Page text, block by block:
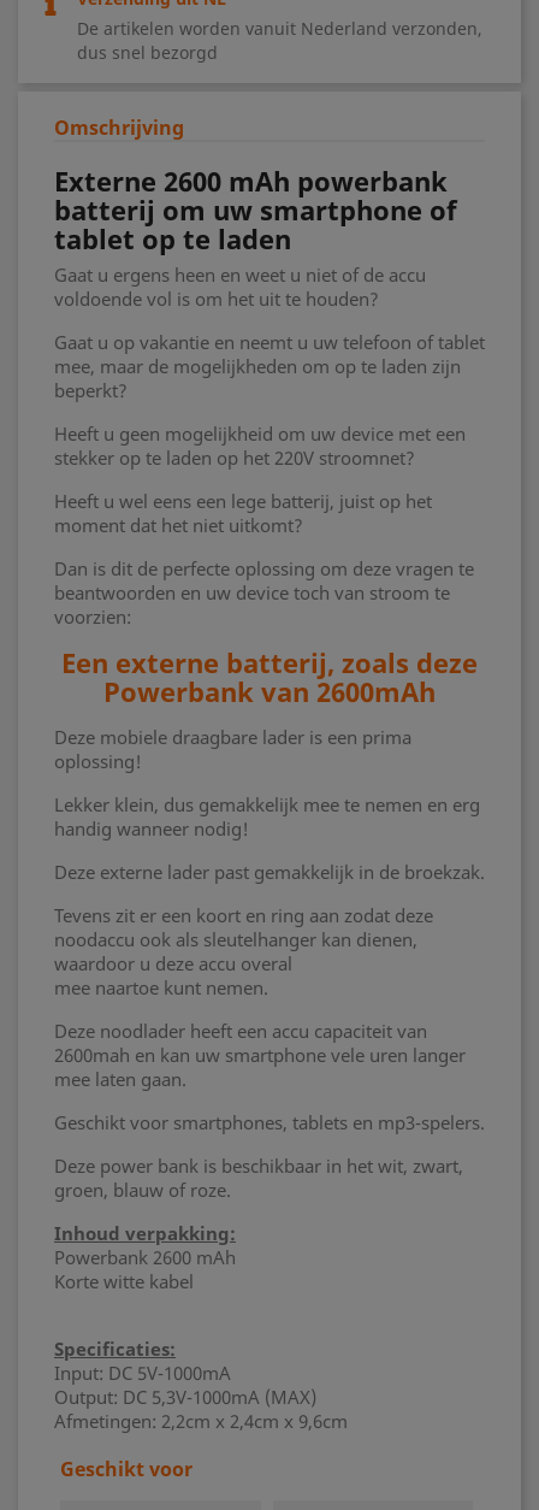
De artikelen worden vanuit Nederland verzonden,
dus snel bezorgd
Omschrijving
Externe 2600 mAh powerbank
batterij om uw smartphone of
tablet op te laden
Gaat u ergens heen en weet u niet of de accu
voldoende vol is om het uit te houden?
Gaat u op vakantie en neemt u uw telefoon of tablet
mee, maar de mogelijkheden om op te laden zijn
beperkt?
Heeft u geen mogelijkheid om uw device met een
stekker op te laden op het 220V stroomnet?
Heeft u wel eens een lege batterij, juist op het
moment dat het niet uitkomt?
Dan is dit de perfecte oplossing om deze vragen te
beantwoorden en uw device toch van stroom te
voorzien:
Een externe batterij, zoals deze
Powerbank van 2600mAh
Deze mobiele draagbare lader is een prima
oplossing!
Lekker klein, dus gemakkelijk mee te nemen en erg
handig wanneer nodig!
Deze externe lader past gemakkelijk in de broekzak.
Tevens zit er een koort en ring aan zodat deze
noodaccu ook als sleutelhanger kan dienen,
waardoor u deze accu overal
mee naartoe kunt nemen.
Deze noodlader heeft een accu capaciteit van
2600mah en kan uw smartphone vele uren langer
mee laten gaan.
Geschikt voor smartphones, tablets en mp3-spelers.
Deze power bank is beschikbaar in het wit, zwart,
groen, blauw of roze.
Inhoud verpakking:
Powerbank 2600 mAh
Korte witte kabel
Specificaties:
Input: DC 5V-1000mA
Output: DC 5,3V-1000mA (MAX)
Afmetingen: 2,2cm x 2,4cm x 9,6cm
Geschikt voor